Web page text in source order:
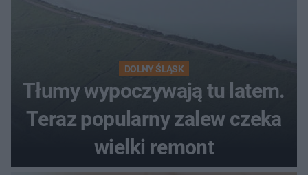
DOLNY ŚLĄSK
Tłumy wypoczywają tu latem.
Teraz popularny zalew czeka
wielki remont